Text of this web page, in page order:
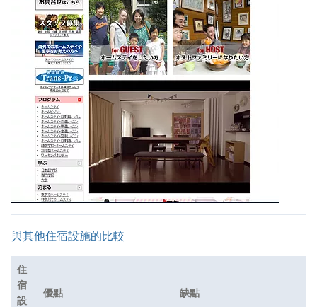
與其他住宿設施的比較
住
宿
設
優點 缺點